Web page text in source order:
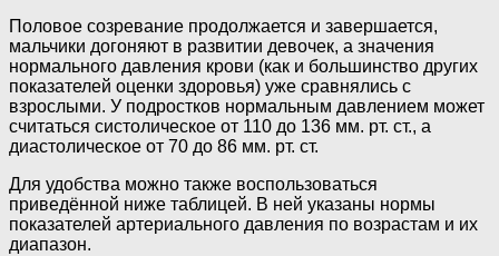
Половое созревание продолжается и завершается,
мальчики догоняют в развитии девочек, а значения
нормального давления крови (как и большинство других
показателей оценки здоровья) уже сравнялись с
взрослыми. У подростков нормальным давлением может
считаться систолическое от 110 до 136 мм. рт. ст., а
диастолическое от 70 до 86 мм. рт. ст.
Для удобства можно также воспользоваться
приведённой ниже таблицей. В ней указаны нормы
показателей артериального давления по возрастам и их
диапазон.